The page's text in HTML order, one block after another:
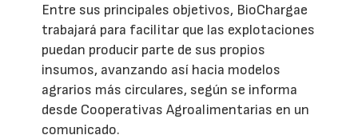
Entre sus principales objetivos, BioChargae
trabajará para facilitar que las explotaciones
puedan producir parte de sus propios
insumos, avanzando así hacia modelos
agrarios más circulares, según se informa
desde Cooperativas Agroalimentarias en un
comunicado.